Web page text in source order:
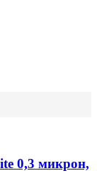
0,3 микрон,